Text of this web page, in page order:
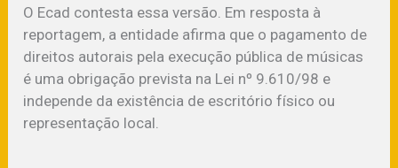
O Ecad contesta essa versão. Em resposta à
reportagem, a entidade afirma que o pagamento de
direitos autorais pela execução pública de músicas
é uma obrigação prevista na Lei nº 9.610/98 e
independe da existência de escritório físico ou
representação local.